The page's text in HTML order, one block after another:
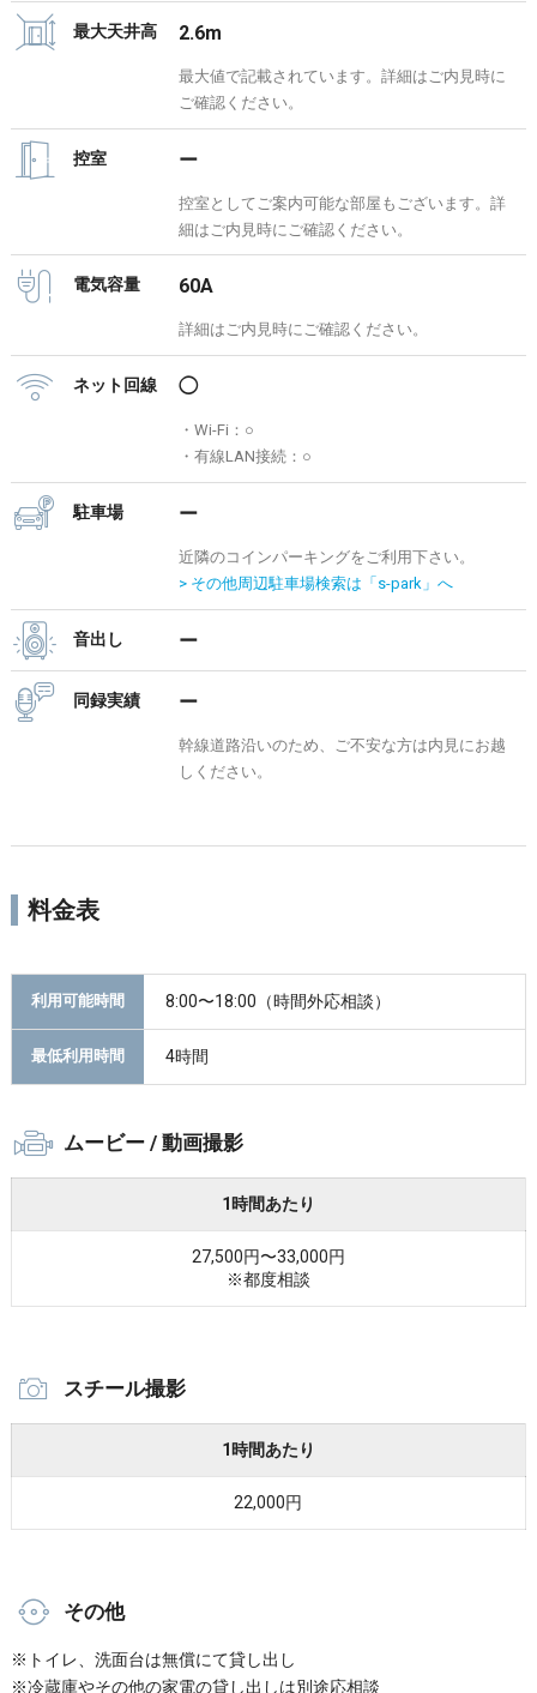
最大天井高 2.6m
最大値で記載されています。詳細はご内見時に
ご確認ください。
控室 ー
控室としてご案内可能な部屋もございます。詳
細はご内見時にご確認ください。
電気容量 60A
詳細はご内見時にご確認ください。
ネット回線 ◯
・Wi-Fi：○
・有線LAN接続：○
駐車場 ー
近隣のコインパーキングをご利用下さい。
> その他周辺駐車場検索は「s-park」へ
音出し ー
同録実績 ー
幹線道路沿いのため、ご不安な方は内見にお越
しください。
料金表
利用可能時間 8:00〜18:00（時間外応相談）
最低利用時間 4時間
ムービー / 動画撮影
1時間あたり
27,500円〜33,000円
※都度相談
スチール撮影
1時間あたり
22,000円
その他
※トイレ、洗面台は無償にて貸し出し
※冷蔵庫やその他の家電の貸し出しは別途応相談